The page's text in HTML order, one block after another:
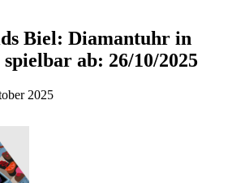
Biel: Diamantuhr in
ab: 26/10/2025
2025